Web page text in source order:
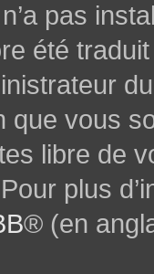
pas
été
que vous
libre de
plus
® (en